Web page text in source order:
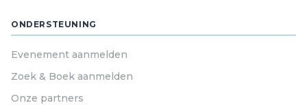
ONDERSTEUNING
Evenement aanmelden
Zoek & Boek aanmelden
Onze partners